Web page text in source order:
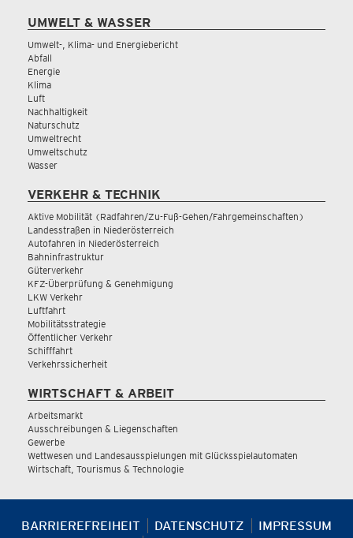
UMWELT & WASSER
Umwelt-, Klima- und Energiebericht
Abfall
Energie
Klima
Luft
Nachhaltigkeit
Naturschutz
Umweltrecht
Umweltschutz
Wasser
VERKEHR & TECHNIK
Aktive Mobilität (Radfahren/Zu-Fuß-Gehen/Fahrgemeinschaften)
Landesstraßen in Niederösterreich
Autofahren in Niederösterreich
Bahninfrastruktur
Güterverkehr
KFZ-Überprüfung & Genehmigung
LKW Verkehr
Luftfahrt
Mobilitätsstrategie
Öffentlicher Verkehr
Schifffahrt
Verkehrssicherheit
WIRTSCHAFT & ARBEIT
Arbeitsmarkt
Ausschreibungen & Liegenschaften
Gewerbe
Wettwesen und Landesausspielungen mit Glücksspielautomaten
Wirtschaft, Tourismus & Technologie
BARRIEREFREIHEIT DATENSCHUTZ
IMPRESSUM